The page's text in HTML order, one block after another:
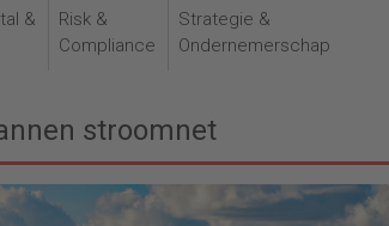
&
Risk &
Compliance
Strategie &
Ondernemerschap
stroomnet